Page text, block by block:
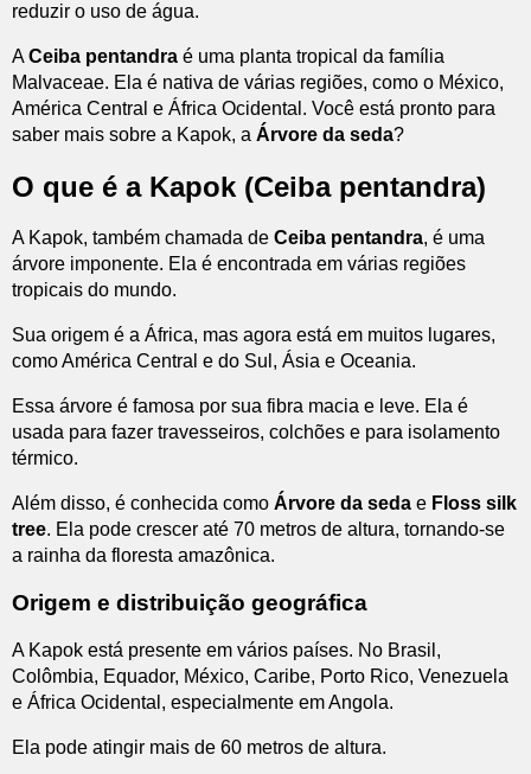
reduzir o uso de água.
ACeiba pentandra é uma planta tropical da família
Malvaceae. Ela é nativa de várias regiões, como o México,
América Central e África Ocidental. Você está pronto para
saber mais sobre a Kapok, a Árvore da seda?
O que é a Kapok (Ceiba pentandra)
A Kapok, também chamada de Ceiba pentandra, é uma
árvore imponente. Ela é encontrada em várias regiões
tropicais do mundo.
Sua origem é a África, mas agora está em muitos lugares,
como América Central e do Sul, Ásia e Oceania.
Essa árvore é famosa por sua fibra macia e leve. Ela é
usada para fazer travesseiros, colchões e para isolamento
térmico.
Além disso, é conhecida como Árvore da seda e Floss silk
tree. Ela pode crescer até 70 metros de altura, tornando-se
a rainha da floresta amazônica.
Origem e distribuição geográfica
A Kapok está presente em vários países. No Brasil,
Colômbia, Equador, México, Caribe, Porto Rico, Venezuela
e África Ocidental, especialmente em Angola.
Ela pode atingir mais de 60 metros de altura.